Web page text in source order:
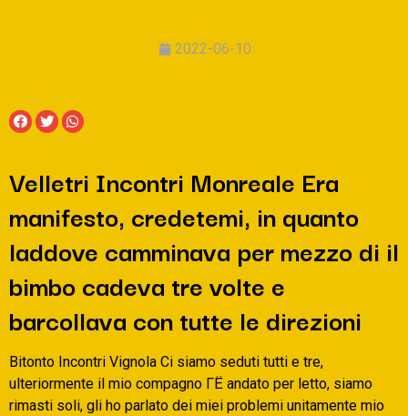
2022-06-10
Velletri Incontri Monreale Era
manifesto, credetemi, in quanto
laddove camminava per mezzo di il
bimbo cadeva tre volte e
barcollava con tutte le direzioni
Bitonto Incontri Vignola Ci siamo seduti tutti e tre,
ulteriormente il mio compagno ГЁ andato per letto, siamo
rimasti soli, gli ho parlato dei miei problemi unitamente mio